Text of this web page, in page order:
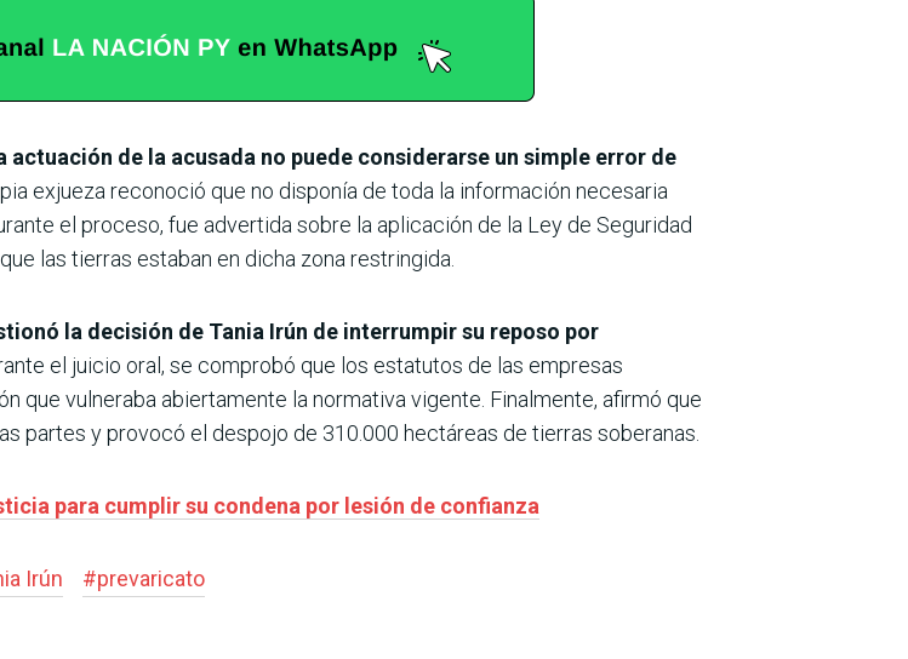
de la acusada no puede considerarse un simple error de
exjueza reconoció que no disponía de toda la información necesaria
el proceso, fue advertida sobre la aplicación de la Ley de Seguridad
las tierras estaban en dicha zona restringida.
la decisión de Tania Irún de interrumpir su reposo por
el juicio oral, se comprobó que los estatutos de las empresas
que vulneraba abiertamente la normativa vigente. Finalmente, afirmó que
partes y provocó el despojo de 310.000 hectáreas de tierras soberanas.
para cumplir su condena por lesión de confianza
Irún #prevaricato